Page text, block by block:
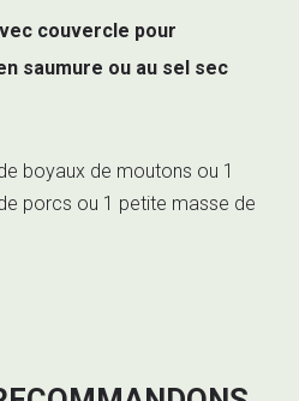
couvercle pour
saumure ou au sel sec
boyaux de moutons ou 1
porcs ou 1 petite masse de